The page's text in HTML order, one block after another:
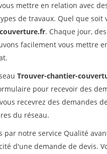
mettre en relation avec
de travaux. Quel que
. Chaque jour,
facilement vous mettre
Trouver-chantier-
pour recevoir des
recevrez des demandes
du réseau.
par notre service Qualité
d'une demande de devis.